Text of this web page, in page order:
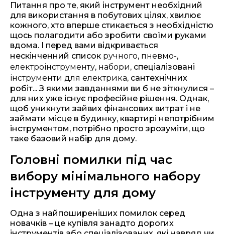
Питання про те, який інструмент необхідний
для використання в побутових цілях, хвилює
кожного, хто вперше стикається з необхідністю
щось полагодити або зробити своїми руками
вдома. І перед вами відкривається
нескінченний список ручного, пневмо-,
електроінструменту, набори, спеціалізовані
інструменти для електрика, сантехнічних
робіт... З якими завданнями ви б не зіткнулися –
для них уже існує професійне рішення. Однак,
щоб уникнути зайвих фінансових витрат і не
займати місце в будинку, квартирі непотрібним
інструментом, потрібно просто зрозуміти, що
таке базовий набір для дому.
Головні помилки під час
вибору мінімального набору
інструменту для дому
Одна з найпоширеніших помилок серед
новачків – це купівля занадто дорогих